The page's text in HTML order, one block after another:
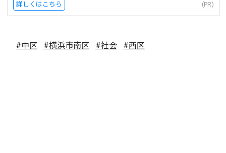
詳しくはこちら (PR)
#中区 #横浜市南区 #社会 #西区